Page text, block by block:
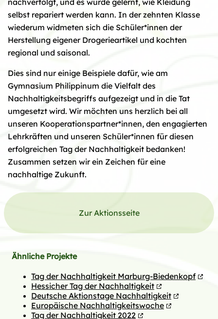
selbst repariert werden kann. In der zehnten Klasse
wiederum widmeten sich die Schüler*innen der
Herstellung eigener Drogerieartikel und kochten
regional und saisonal.
Dies sind nur einige Beispiele dafür, wie am
Gymnasium Philippinum die Vielfalt des
Nachhaltigkeitsbegriffs aufgezeigt und in die Tat
umgesetzt wird. Wir möchten uns herzlich bei all
unseren Kooperationspartner*innen, den engagierten
Lehrkräften und unseren Schüler*innen für diesen
erfolgreichen Tag der Nachhaltigkeit bedanken!
Zusammen setzen wir ein Zeichen für eine
nachhaltige Zukunft.
Zur Aktionsseite
Ähnliche Projekte
Tag der Nachhaltigkeit Marburg-Biedenkopf
Hessicher Tag der Nachhaltigkeit
Deutsche Aktionstage Nachhaltigkeit
Europäische Nachhaltigkeitswoche
Tag der Nachhaltigkeit 2022